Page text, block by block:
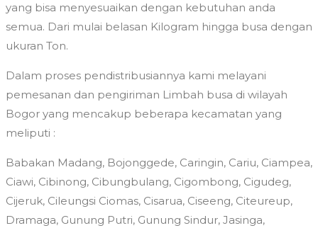
yang bisa menyesuaikan dengan kebutuhan anda
semua. Dari mulai belasan Kilogram hingga busa dengan
ukuran Ton.
Dalam proses pendistribusiannya kami melayani
pemesanan dan pengiriman Limbah busa di wilayah
Bogor yang mencakup beberapa kecamatan yang
meliputi :
Babakan Madang, Bojonggede, Caringin, Cariu, Ciampea,
Ciawi, Cibinong, Cibungbulang, Cigombong, Cigudeg,
Cijeruk, Cileungsi Ciomas, Cisarua, Ciseeng, Citeureup,
Dramaga, Gunung Putri, Gunung Sindur, Jasinga,